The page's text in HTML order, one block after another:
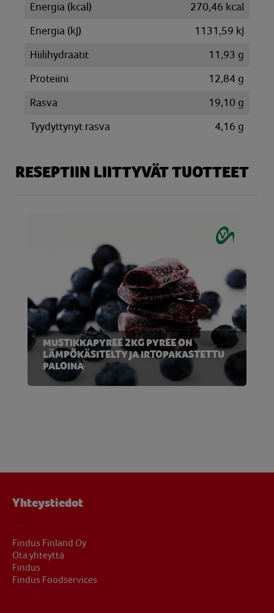
Energia (kcal)
270,46 kcal
Energia (kJ)
1131,59 kJ
Hiilihydraatit
11,93 g
Proteiini
12,84 g
Rasva
19,10 g
Tyydyttynyt rasva
4,16 g
RESEPTIIN LIITTYVÄT TUOTTEET
MUSTIKKAPYREE 2KG PYREE ON
LÄMPÖKÄSITELTY JA IRTOPAKASTETTU
PALOINA
Yhteystiedot
Findus Finland Oy
Ota yhteyttä
Findus
Findus Foodservices